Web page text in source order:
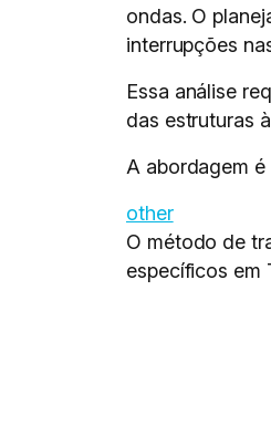
ondas. O
interrupções
Essa análise
das estruturas
A abordagem
other
O método de
específicos em